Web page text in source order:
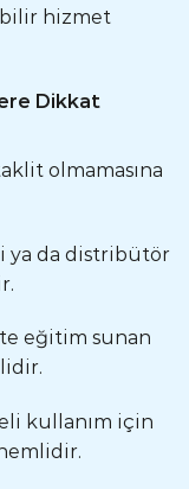
hizmet
Dikkat
olmamasına
ya da distribütör
eğitim sunan
kullanım için